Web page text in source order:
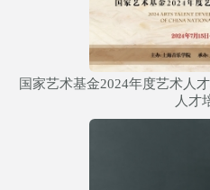
国家艺术基金2024年度艺术人
人才